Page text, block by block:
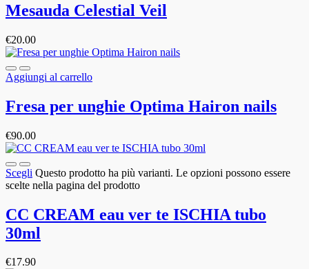
Mesauda Celestial Veil
€20.00
Aggiungi al carrello
Fresa per unghie Optima Hairon nails
€90.00
Scegli Questo prodotto ha più varianti. Le opzioni possono essere
scelte nella pagina del prodotto
CC CREAM eau ver te ISCHIA tubo
30ml
€17.90